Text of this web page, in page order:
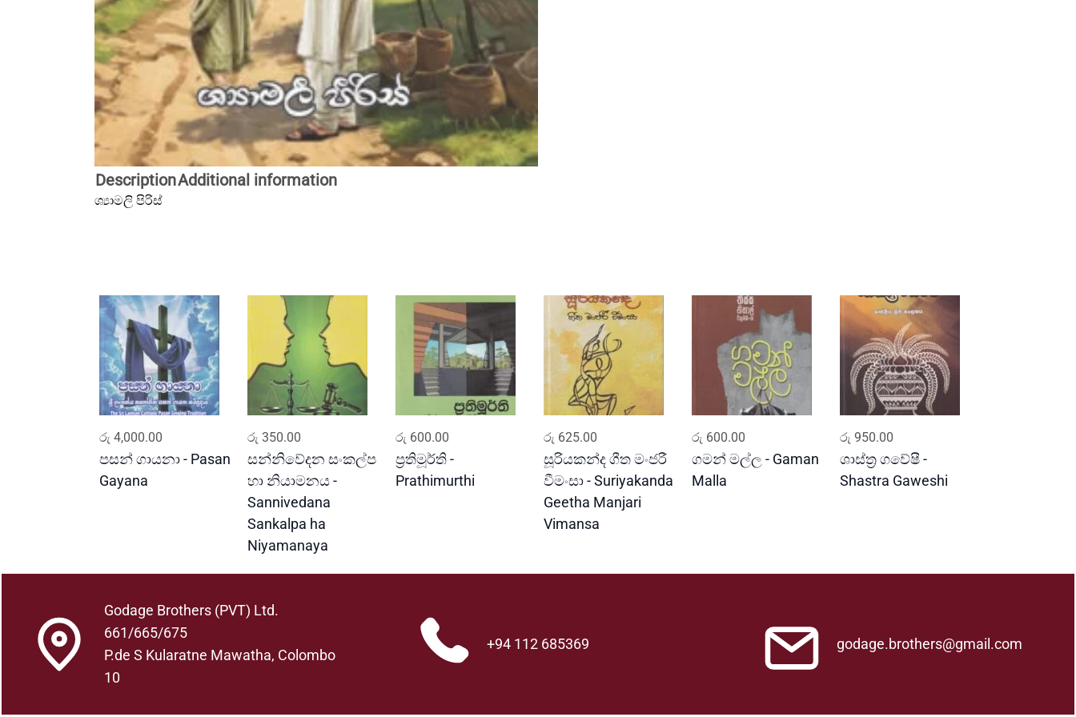
DescriptionAdditional information
ශ්‍යාමලි පිරිස්
රු 4,000.00
පසන් ගායනා - Pasan
Gayana
රු 350.00
සන්නිවේදන සංකල්ප
හා නියාමනය -
Sannivedana
Sankalpa ha
Niyamanaya
රු 600.00
ප්‍රතිමූර්ති -
Prathimurthi
රු 625.00
සූරියකන්ද ගීත මංජරී
වීමංසා - Suriyakanda
Geetha Manjari
Vimansa
රු 600.00
ගමන් මල්ල - Gaman
Malla
රු 950.00
ශාස්ත්‍ර ගවේෂී -
Shastra Gaweshi
Godage Brothers (PVT) Ltd.
661/665/675
P.de S Kularatne Mawatha, Colombo
10
+94 112 685369 godage.brothers@gmail.com